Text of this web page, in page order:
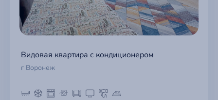
Видовая квартира с кондиционером
г Воронеж